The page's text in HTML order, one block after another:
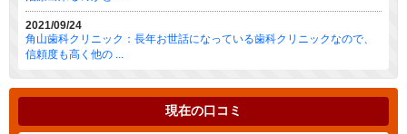
2021/09/24
角山歯科クリニック：長年お世話になっている歯科クリニックなので、
信頼度も高く他の ...
現在の口コミ